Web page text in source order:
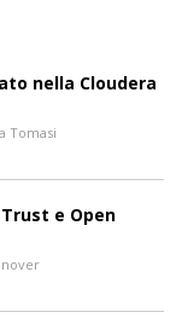
nella Cloudera
Tomasi
e Open